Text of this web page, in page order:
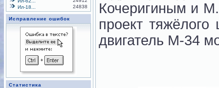
Ил-18...
24838
Исправление ошибок
Статистика
Кочеригиным и
проект
двигатель М-34